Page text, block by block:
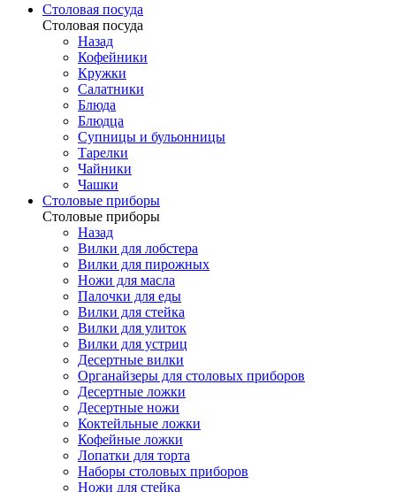
Столовая посуда
Столовая посуда
Назад
Кофейники
Кружки
Салатники
Блюда
Блюдца
Супницы и бульонницы
Тарелки
Чайники
Чашки
Cтоловые приборы
Cтоловые приборы
Назад
Вилки для лобстера
Вилки для пирожных
Ножи для масла
Палочки для еды
Вилки для стейка
Вилки для улиток
Вилки для устриц
Десертные вилки
Органайзеры для столовых приборов
Десертные ложки
Десертные ножи
Коктейльные ложки
Кофейные ложки
Лопатки для торта
Наборы столовых приборов
Ножи для стейка